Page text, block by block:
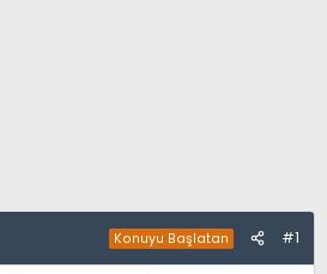
Konuyu Başlatan #1